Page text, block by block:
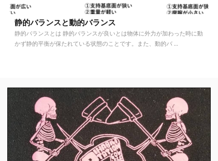
静的バランスと動的バランス
静的バランスとは 静的バランスが良いとは物体に外力が加わった時に動
かず静的平衡が保たれている状態のことです。また、動的バ ...